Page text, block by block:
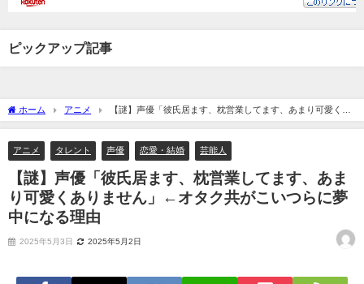
ピックアップ記事
ホーム アニメ
【謎】声優「彼氏居ます、枕営業してます、あまり可愛くあ
りません」←オタク共がこいつらに夢中になる理由
アニメ タレント 声優 恋愛・結婚 芸能人
【謎】声優「彼氏居ます、枕営業してます、あま
り可愛くありません」←オタク共がこいつらに夢
中になる理由
2025年5月3日 2025年5月2日